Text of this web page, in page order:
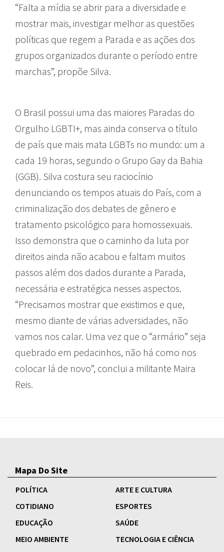
“Falta a mídia se abrir para a diversidade e
mostrar mais, investigar melhor as questões
políticas que regem a Parada e as ações dos
grupos organizados durante o período entre
marchas”, propõe Silva.
O Brasil possui uma das maiores Paradas do
Orgulho LGBTI+, mas ainda conserva o título
de país que mais mata LGBTs no mundo: um a
cada 19 horas, segundo o Grupo Gay da Bahia
(GGB). Silva costura seu raciocínio
denunciando os tempos atuais do País, com a
criminalização dos debates de gênero e
tratamento psicológico para homossexuais.
Isso demonstra que o caminho da luta por
direitos ainda não acabou e faltam muitos
passos além dos dados durante a Parada,
necessária e estratégica nesses aspectos.
“Precisamos mostrar que existimos e que,
mesmo diante de várias adversidades, não
vamos nos calar. Uma vez que o “armário” seja
quebrado em pedacinhos, não há como nos
colocar lá de novo”, conclui a militante Maira
Reis.
Mapa Do Site
POLÍTICA
ARTE E CULTURA
COTIDIANO
ESPORTES
EDUCAÇÃO
SAÚDE
MEIO AMBIENTE
TECNOLOGIA E CIÊNCIA